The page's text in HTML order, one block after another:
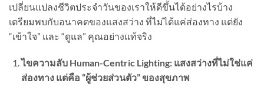
เปลี่ยนแปลงชีวิตประจำวันของเราให้ดีขึ้นได้อย่างไรบ้าง
เตรียมพบกับอนาคตของแสงสว่าง ที่ไม่ได้แค่ส่องทาง แต่ยัง
“เข้าใจ” และ “ดูแล” คุณอย่างแท้จริง
ไขความลับ Human-Centric Lighting: แสงสว่างที่ไม่ใช่แค่
ส่องทาง แต่คือ “ผู้ช่วยส่วนตัว” ของสุขภาพ